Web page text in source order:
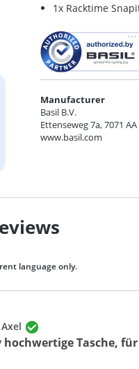
1x Racktime
Manufacturer
Basil B.V.
Ettenseweg 7a, 7071
www.basil.com
language only.
Axel
Tasche,